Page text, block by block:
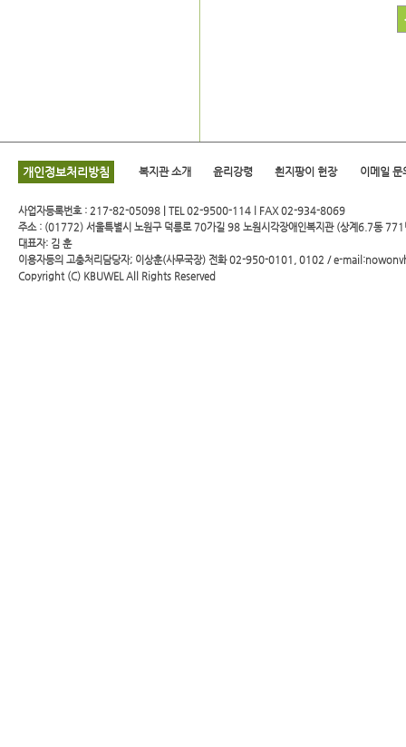
개인정보처리방침 복지관 소개 윤리강령 흰지팡이 헌장 이메일 문
사업자등록번호 : 217-82-05098 | TEL 02-9500-114 l FAX 02-934-8069
주소 : (01772) 서울특별시 노원구 덕릉로 70가길 98 노원시각장애인복지관 (상계6.7동 771
대표자: 김 훈
이용자등의 고충처리담당자; 이상훈(사무국장) 전화 02-950-0101, 0102 / e-
Copyright (C) KBUWELAll Rights Reserved